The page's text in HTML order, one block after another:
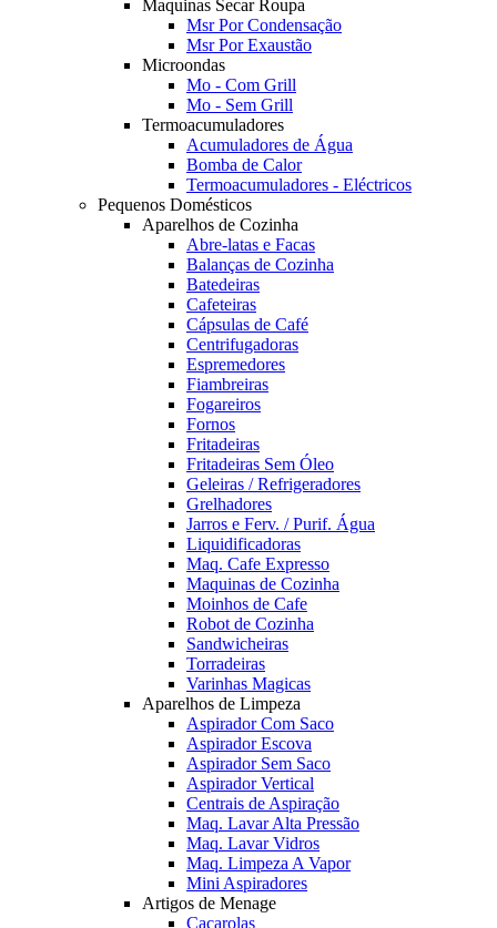
Maquinas Secar Roupa
Msr Por Condensação
Msr Por Exaustão
Microondas
Mo - Com Grill
Mo - Sem Grill
Termoacumuladores
Acumuladores de Água
Bomba de Calor
Termoacumuladores - Eléctricos
Pequenos Domésticos
Aparelhos de Cozinha
Abre-latas e Facas
Balanças de Cozinha
Batedeiras
Cafeteiras
Cápsulas de Café
Centrifugadoras
Espremedores
Fiambreiras
Fogareiros
Fornos
Fritadeiras
Fritadeiras Sem Óleo
Geleiras / Refrigeradores
Grelhadores
Jarros e Ferv. / Purif. Água
Liquidificadoras
Maq. Cafe Expresso
Maquinas de Cozinha
Moinhos de Cafe
Robot de Cozinha
Sandwicheiras
Torradeiras
Varinhas Magicas
Aparelhos de Limpeza
Aspirador Com Saco
Aspirador Escova
Aspirador Sem Saco
Aspirador Vertical
Centrais de Aspiração
Maq. Lavar Alta Pressão
Maq. Lavar Vidros
Maq. Limpeza A Vapor
Mini Aspiradores
Artigos de Menage
Caçarolas